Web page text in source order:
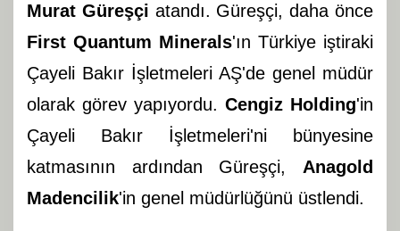
Murat Güreşçi atandı. Güreşçi, daha önce
First Quantum Minerals'ın Türkiye iştiraki
Çayeli Bakır İşletmeleri AŞ'de genel müdür
olarak görev yapıyordu. Cengiz Holding'in
Çayeli Bakır İşletmeleri'ni bünyesine
katmasının ardından Güreşçi, Anagold
Madencilik'in genel müdürlüğünü üstlendi.